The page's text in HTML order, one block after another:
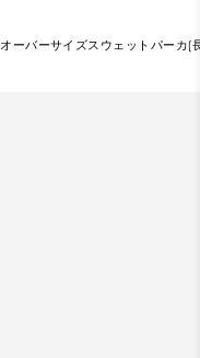
オーバーサイズスウェットパーカ(